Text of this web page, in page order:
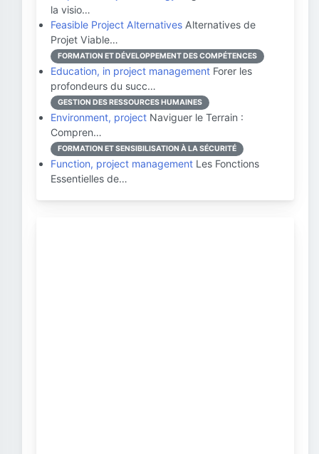
la visio…
Feasible Project Alternatives Alternatives de
Projet Viable…
FORMATION ET DÉVELOPPEMENT DES COMPÉTENCES
Education, in project management Forer les
profondeurs du succ…
GESTION DES RESSOURCES HUMAINES
Environment, project Naviguer le Terrain :
Compren…
FORMATION ET SENSIBILISATION À LA SÉCURITÉ
Function, project management Les Fonctions
Essentielles de…